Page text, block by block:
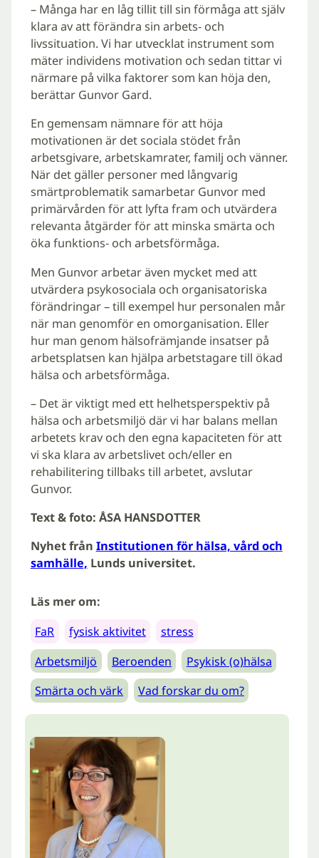
– Många har en låg tillit till sin förmåga att själv
klara av att förändra sin arbets- och
livssituation. Vi har utvecklat instrument som
mäter individens motivation och sedan tittar vi
närmare på vilka faktorer som kan höja den,
berättar Gunvor Gard.
En gemensam nämnare för att höja
motivationen är det sociala stödet från
arbetsgivare, arbetskamrater, familj och vänner.
När det gäller personer med långvarig
smärtproblematik samarbetar Gunvor med
primärvården för att lyfta fram och utvärdera
relevanta åtgärder för att minska smärta och
öka funktions- och arbetsförmåga.
Men Gunvor arbetar även mycket med att
utvärdera psykosociala och organisatoriska
förändringar – till exempel hur personalen mår
när man genomför en omorganisation. Eller
hur man genom hälsofrämjande insatser på
arbetsplatsen kan hjälpa arbetstagare till ökad
hälsa och arbetsförmåga.
– Det är viktigt med ett helhetsperspektiv på
hälsa och arbetsmiljö där vi har balans mellan
arbetets krav och den egna kapaciteten för att
vi ska klara av arbetslivet och/eller en
rehabilitering tillbaks till arbetet, avslutar
Gunvor.
Text & foto: ÅSA HANSDOTTER
Nyhet från Institutionen för hälsa, vård och
samhälle, Lunds universitet.
Läs mer om:
FaR
fysisk aktivitet
stress
Arbetsmiljö
Beroenden
Psykisk (o)hälsa
Smärta och värk
Vad forskar du om?